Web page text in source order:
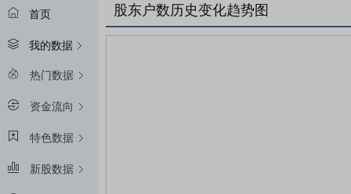
首页
我的数据
热门数据
资金流向
特色数据
新股数据
股东户数历史变化趋势图